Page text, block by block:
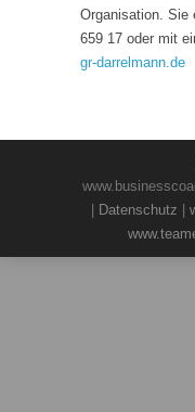
Organisation. Sie
659 17 oder mit
gr-darrelmann.de
Datenschutz